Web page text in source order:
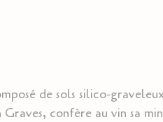
de sols silico-
confère au vin sa